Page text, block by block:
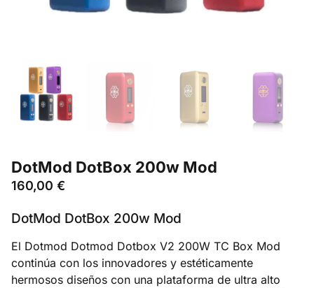
DotMod DotBox 200w Mod
160,00 €
DotMod DotBox 200w Mod
El Dotmod Dotmod Dotbox V2 200W TC Box Mod
continúa con los innovadores y estéticamente
hermosos diseños con una plataforma de ultra alto